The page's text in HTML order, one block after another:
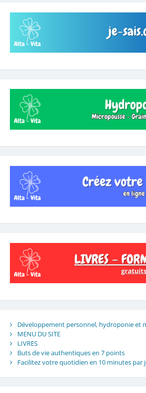
Développement personnel, hydroponie et
MENU DU SITE
LIVRES
Buts de vie authentiques en 7 points
Facilitez votre quotidien en 10 minutes par